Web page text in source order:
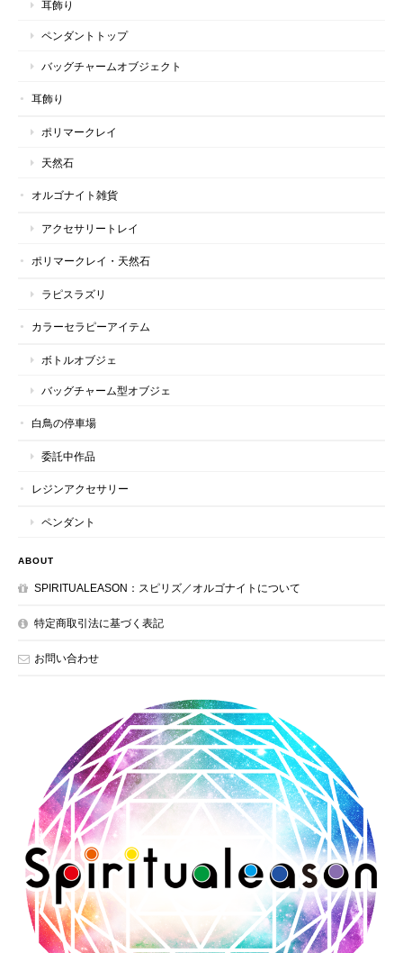
耳飾り
ペンダントトップ
バッグチャームオブジェクト
耳飾り
ポリマークレイ
天然石
オルゴナイト雑貨
アクセサリートレイ
ポリマークレイ・天然石
ラピスラズリ
カラーセラピーアイテム
ボトルオブジェ
バッグチャーム型オブジェ
白鳥の停車場
委託中作品
レジンアクセサリー
ペンダント
ABOUT
SPIRITUALEASON：スピリズ／オルゴナイトについて
特定商取引法に基づく表記
お問い合わせ